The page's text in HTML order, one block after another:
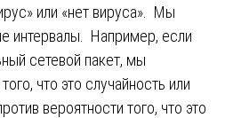
или «нет вируса». Мы
интервалы. Например, если
сетевой пакет, мы
что это случайность или
вероятности того, что это